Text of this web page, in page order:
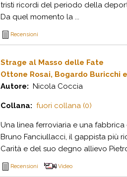
tristi ricordi del periodo della
Da quel momento la ...
Recensioni
Strage al Masso delle Fate
Ottone Rosai, Bogardo Buricchi
Autore: Nicola Coccia
Collana: fuori collana (0)
Una linea ferroviaria e una
Bruno Fanciullacci, il gappista più
Carità e del suo degno allievo
Recensioni Video